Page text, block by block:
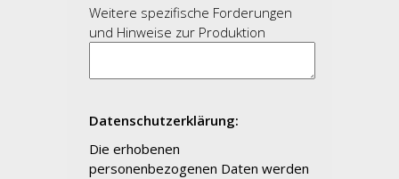
Weitere spezifische Forderungen
und Hinweise zur Produktion
Datenschutzerklärung:
Die erhobenen
personenbezogenen Daten werden